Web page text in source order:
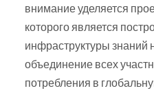
внимание уделяется
которого является
инфраструктуры знаний
объединение всех
потребления в